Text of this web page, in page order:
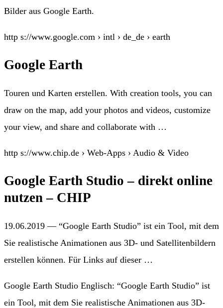
Bilder aus Google Earth.
http s://www.google.com › intl › de_de › earth
Google Earth
Touren und Karten erstellen. With creation tools, you can
draw on the map, add your photos and videos, customize
your view, and share and collaborate with …
http s://www.chip.de › Web-Apps › Audio & Video
Google Earth Studio – direkt online
nutzen – CHIP
19.06.2019 — “Google Earth Studio” ist ein Tool, mit dem
Sie realistische Animationen aus 3D- und Satellitenbildern
erstellen können. Für Links auf dieser …
Google Earth Studio Englisch: “Google Earth Studio” ist
ein Tool, mit dem Sie realistische Animationen aus 3D-